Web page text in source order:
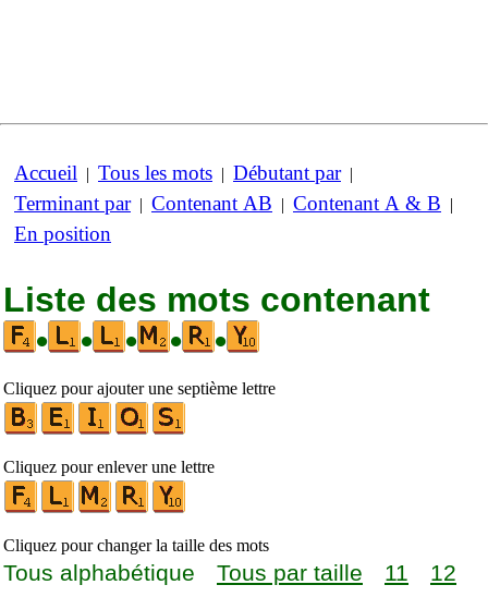
Accueil | Tous les mots | Débutant par|
Terminant par| Contenant AB | Contenant A & B |
En position
Liste des mots contenant
•
• • • •
Cliquez pour ajouter une septième lettre
Cliquez pour enlever une lettre
Cliquez pour changer la taille des mots
Tous alphabétique Tous par taille 11 12